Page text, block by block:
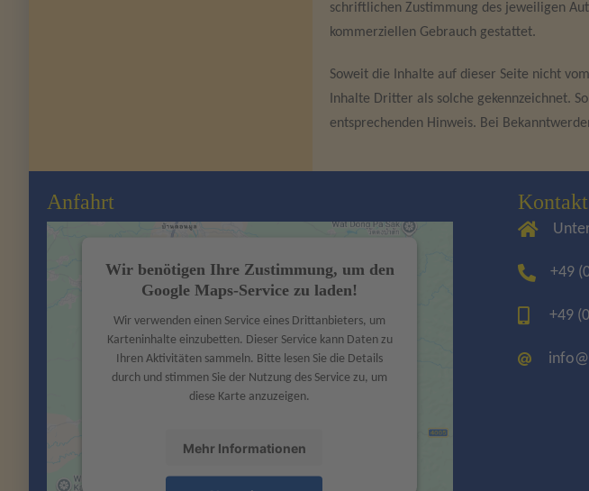
schriftlichen Zustimmung des jeweiligen
kommerziellen Gebrauch gestattet.
Soweit die Inhalte auf dieser Seite nicht
Inhalte Dritter als solche gekennzeichnet.
entsprechenden Hinweis. Bei
Anfahrt
Wir benötigen Ihre Zustimmung, um den
Google Maps-Service zu laden!
Wir verwenden einen Service eines Drittanbieters, um
Karteninhalte einzubetten. Dieser Service kann Daten zu
Ihren Aktivitäten sammeln. Bitte lesen Sie die Details
durch und stimmen Sie der Nutzung des Service zu, um
diese Karte anzuzeigen.
Mehr Informationen
Kontakt
+49
+49